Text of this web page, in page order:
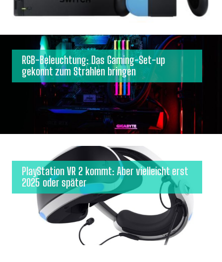
RGB-Beleuchtung: Das Gaming-Set-up
gekonnt zum Strahlen bringen
PlayStation VR 2 kommt: Aber vielleicht erst
2025 oder später